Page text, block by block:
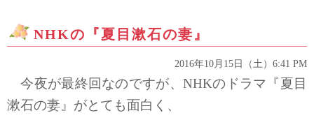
NHKの『夏目漱石の妻』
2016年10月15日（土）6:41 PM
今夜が最終回なのですが、NHKのドラマ『夏目
漱石の妻』がとても面白く、